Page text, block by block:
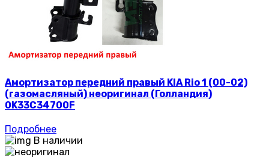
Амортизатор передний правый KIA Rio 1 (00-02)
(газомасляный) неоригинал (Голландия)
0K33C34700F
Подробнее
В наличии